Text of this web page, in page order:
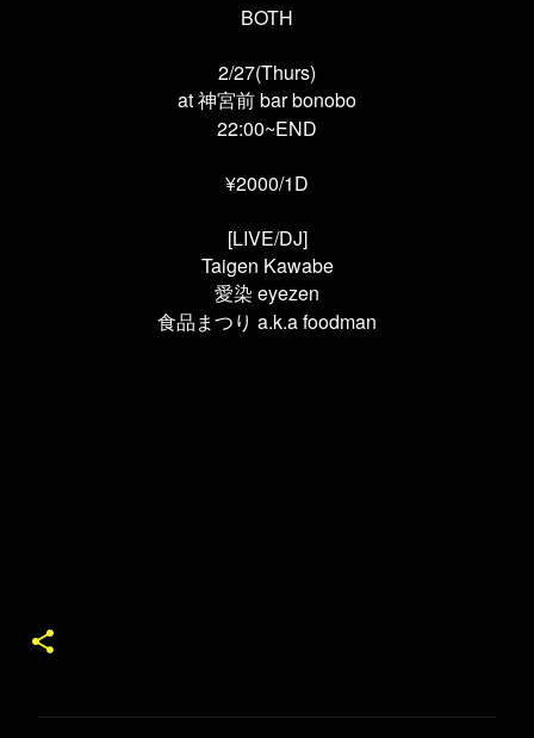
BOTH
2/27(Thurs)
at 神宮前 bar bonobo
22:00~END
¥2000/1D
[LIVE/DJ]
Taigen Kawabe
愛染 eyezen
食品まつり a.k.a foodman